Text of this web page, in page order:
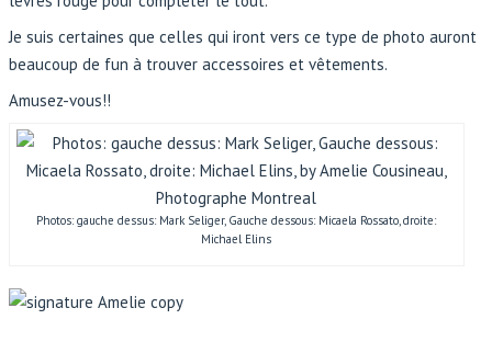
Je suis certaines que celles qui iront vers ce type de photo auront
beaucoup de fun à trouver accessoires et vêtements.
Amusez-vous!!
Photos: gauche dessus: Mark Seliger, Gauche dessous: Micaela Rossato, droite:
Michael Elins